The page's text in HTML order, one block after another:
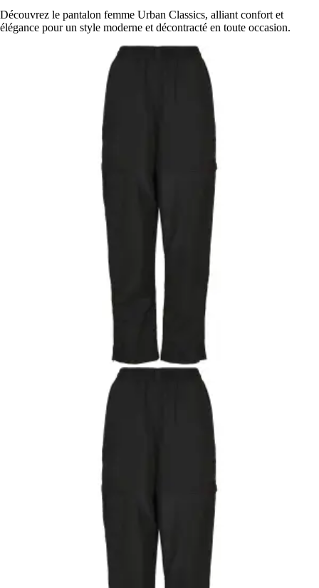
Découvrez le pantalon femme Urban Classics, alliant confort et
élégance pour un style moderne et décontracté en toute occasion.